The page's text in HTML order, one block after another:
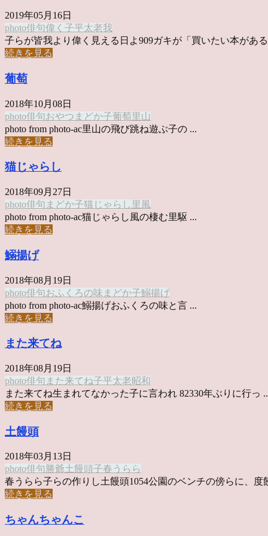
2019年05月16日
photo俳句偉く 子平太老我
子らが皆我より偉く見える日よ909ガキが「買いたい本があ
続きを見る
葡萄
2018年10月08日
photo俳句おやつ まどか子葡萄里山
photo from photo-ac里山の飛び跳ね遊ぶ子の ...
続きを見る
猫じゃらし
2018年09月27日
photo俳句 まどか子猫じゃらし 里 風
photo from photo-ac猫じゃらし風の棲む里駆 ...
続きを見る
鰯揚げ
2018年08月19日
photo俳句おふくろの味 まどか子鰯揚げ
photo from photo-ac鰯揚げおふくろの味と言 ...
続きを見る
また来てね
2018年08月19日
photo俳句 また来てね子平太老昭和
また来てね生まれてなかった子に言われ 82330年ぶりに行っ
続きを見る
土饅頭
2018年03月13日
photo俳句勝爺土饅頭子春うらら
春うらら子らの作りし土饅頭1054公園のベンチの傍らに、度
続きを見る
ちゃんちゃんこ